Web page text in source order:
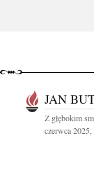
JAN
Z głębokim
czerwca